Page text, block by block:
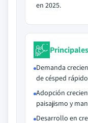
en 2025.
Demanda
de césped
Adopción
paisajismo y
Desarrollo en